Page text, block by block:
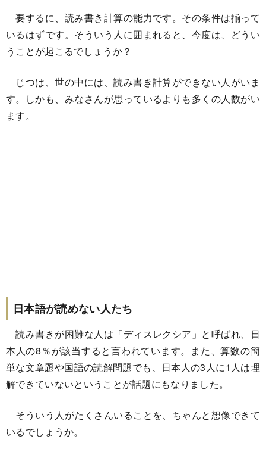
要するに、読み書き計算の能力です。その条件は揃って
いるはずです。そういう人に囲まれると、今度は、どうい
うことが起こるでしょうか？
じつは、世の中には、読み書き計算ができない人がいま
す。しかも、みなさんが思っているよりも多くの人数がい
ます。
日本語が読めない人たち
読み書きが困難な人は「ディスレクシア」と呼ばれ、日
本人の8％が該当すると言われています。また、算数の簡
単な文章題や国語の読解問題でも、日本人の3人に1人は理
解できていないということが話題にもなりました。
そういう人がたくさんいることを、ちゃんと想像できて
いるでしょうか。